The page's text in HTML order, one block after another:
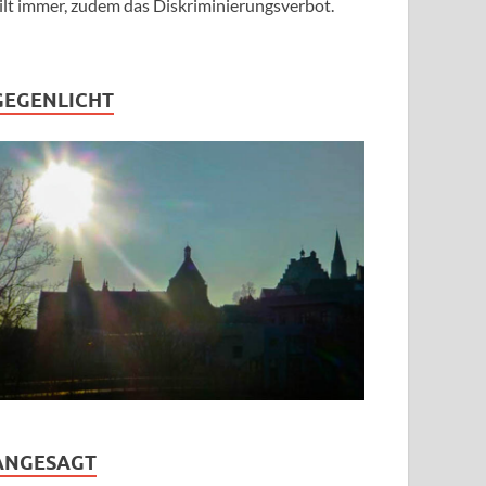
immer, zudem das Diskriminierungsverbot.